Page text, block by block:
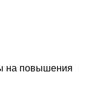
на повышения